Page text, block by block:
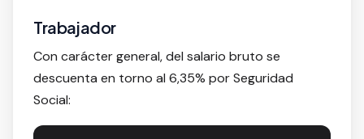
Trabajador
Con carácter general, del salario bruto se
descuenta en torno al 6,35% por Seguridad
Social: